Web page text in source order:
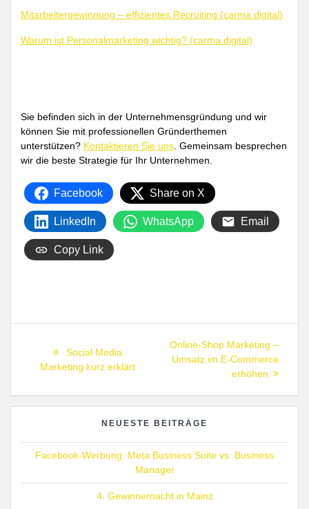
Mitarbeitergewinnung – effizientes Recruiting (carma.digital)
Warum ist Personalmarketing wichtig? (carma.digital)
Sie befinden sich in der Unternehmensgründung und wir
können Sie mit professionellen Gründerthemen
unterstützen? Kontaktieren Sie uns . Gemeinsam besprechen
wir die beste Strategie für Ihr Unternehmen.
Facebook Share on X
LinkedIn WhatsApp Email
Copy Link
Beitragsnavigation
Previous
post:
Social Media
Marketing kurz erklärt
Next
post:
Online-Shop Marketing –
Umsatz im E-Commerce
erhöhen
NEUESTE BEITRÄGE
Facebook-Werbung: Meta Business Suite vs. Business
Manager
4. Gewinnernacht in Mainz